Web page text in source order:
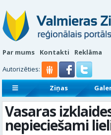
Par mums Kontakti
Reklāma
Autorizēties:
Ziņas
Sludinājumi
Reklāmraksti
Vasaras
nepieciešami